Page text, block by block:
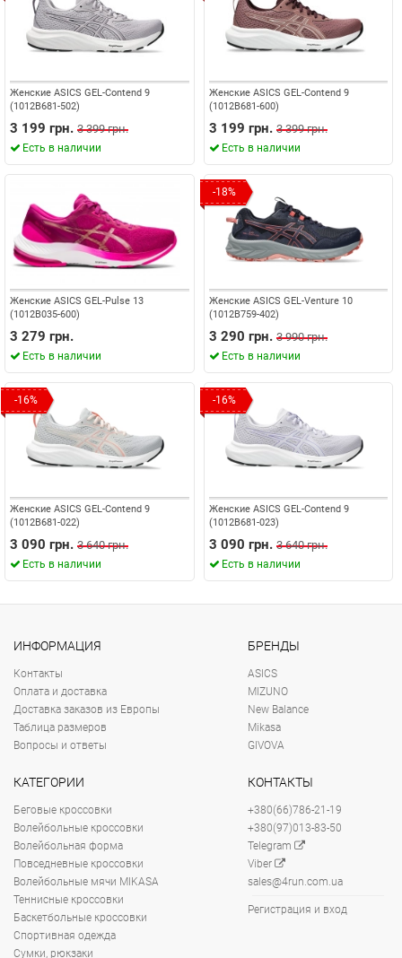
Женские ASICS GEL-Contend 9
(1012B681-502)
3 199 грн. 3 399 грн.
Есть в наличии
Женские ASICS GEL-Contend 9
(1012B681-600)
3 199 грн. 3 399 грн.
Есть в наличии
Женские ASICS GEL-Pulse 13
(1012B035-600)
3 279 грн.
Есть в наличии
-18%
Женские ASICS GEL-Venture 10
(1012B759-402)
3 290 грн. 3 990 грн.
Есть в наличии
-16%
Женские ASICS GEL-Contend 9
(1012B681-022)
3 090 грн. 3 640 грн.
Есть в наличии
-16%
Женские ASICS GEL-Contend 9
(1012B681-023)
3 090 грн. 3 640 грн.
Есть в наличии
ИНФОРМАЦИЯ
Контакты
Оплата и доставка
Доставка заказов из Европы
Таблица размеров
Вопросы и ответы
БРЕНДЫ
ASICS
MIZUNO
New Balance
Mikasa
GIVOVA
КАТЕГОРИИ
Беговые кроссовки
Волейбольные кроссовки
Волейбольная форма
Повседневные кроссовки
Волейбольные мячи MIKASA
Теннисные кроссовки
Баскетбольные кроссовки
Спортивная одежда
Сумки, рюкзаки
КОНТАКТЫ
+380(66)786-21-19
+380(97)013-83-50
Telegram
Viber
sales@4run.com.ua
Регистрация и вход